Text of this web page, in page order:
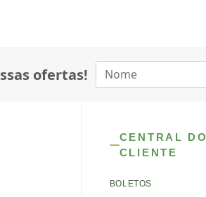
ofertas!
CENTRAL DO
CLIENTE
BOLETOS